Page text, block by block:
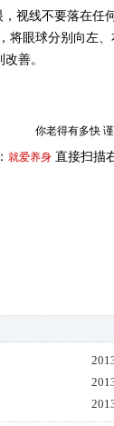
线不要落在任
将眼球分别向左
善。
你老得有多快
就爱养身 直接扫描